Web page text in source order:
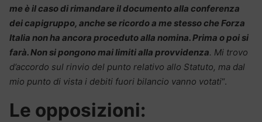
me è il caso di rimandare il documento alla conferenza
dei capigruppo, anche se ricordo a me stesso che Forza
Italia non ha ancora proceduto alla nomina. Prima o poi si
farà. Non si pongono mai limiti alla provvidenza. Mi trovo
d’accordo sul rinvio del punto relativo allo Statuto, ma dal
mio punto di vista i debiti fuori bilancio vanno votati“.
Le opposizioni: